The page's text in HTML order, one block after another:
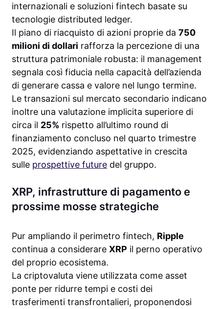
internazionali e soluzioni fintech basate su
tecnologie distributed ledger.
Il piano di riacquisto di azioni proprie da 750
milioni di dollari rafforza la percezione di una
struttura patrimoniale robusta: il management
segnala così fiducia nella capacità dell’azienda
di generare cassa e valore nel lungo termine.
Le transazioni sul mercato secondario indicano
inoltre una valutazione implicita superiore di
circa il 25% rispetto all’ultimo round di
finanziamento concluso nel quarto trimestre
2025, evidenziando aspettative in crescita
sulle prospettive future del gruppo.
XRP, infrastrutture di pagamento e
prossime mosse strategiche
Pur ampliando il perimetro fintech, Ripple
continua a considerare XRP il perno operativo
del proprio ecosistema.
La criptovaluta viene utilizzata come asset
ponte per ridurre tempi e costi dei
trasferimenti transfrontalieri, proponendosi